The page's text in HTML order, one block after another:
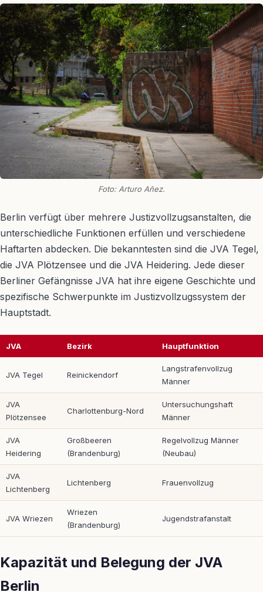
Foto: Arturo Añez.
Berlin verfügt über mehrere Justizvollzugsanstalten, die
unterschiedliche Funktionen erfüllen und verschiedene
Haftarten abdecken. Die bekanntesten sind die JVA Tegel,
die JVA Plötzensee und die JVA Heidering. Jede dieser
Berliner Gefängnisse JVA hat ihre eigene Geschichte und
spezifische Schwerpunkte im Justizvollzugssystem der
Hauptstadt.
JVA Bezirk Hauptfunktion
JVA Tegel Reinickendorf
Langstrafenvollzug
Männer
JVA
Plötzensee
Charlottenburg-Nord
Untersuchungshaft
Männer
JVA
Heidering
Großbeeren
(Brandenburg)
Regelvollzug Männer
(Neubau)
JVA
Lichtenberg
Lichtenberg Frauenvollzug
JVA Wriezen
Wriezen
(Brandenburg)
Jugendstrafanstalt
Kapazität und Belegung der JVA
Berlin